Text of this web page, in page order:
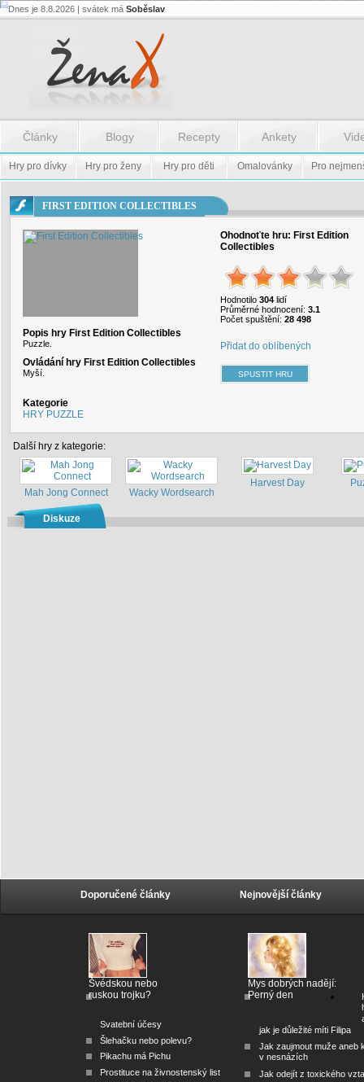
Flash.nazev
Flash.nazev
Dnes je 8.8.2026 | svátek má Soběslav
Články Blogy Recepty Ankety
Hry pro dívky Hry pro ženy Hry pro děti Omalovánky Pro
FIRST EDITION COLLECTIBLES
Popis hry First Edition Collectibles
Puzzle.
Ovládání hry First Edition Collectibles
Myší.
Kategorie
HRY PUZZLE
Ohodnoťte hru: First Edition
Collectibles
Hodnotilo 304 lidí
Průměrné hodnocení: 3.1
Počet spuštění: 28 498
Přidat do oblíbených
Další hry z kategorie:
Mah Jong Connect Wacky Wordsearch
Harvest Day
Diskuze
Doporučené články
Švédskou nebo
ruskou trojku?
Svatební účesy
Šlehačku nebo polevu?
Pikachu má Pichu
Prostituce na živnostenský list
Nejnovější články
Mys dobrých nadějí:
Perný den
jak je důležité míti Filipa
Jak zaujmout muže aneb
v nesnázích
Jak odejít z toxického